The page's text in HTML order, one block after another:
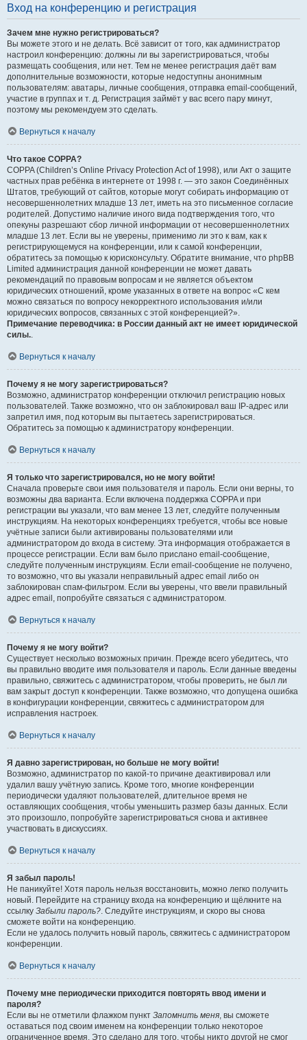
Вход на конференцию и регистрация
Зачем мне нужно регистрироваться?
Вы можете этого и не делать. Всё зависит от того, как администратор
настроил конференцию: должны ли вы зарегистрироваться, чтобы
размещать сообщения, или нет. Тем не менее регистрация даёт вам
дополнительные возможности, которые недоступны анонимным
пользователям: аватары, личные сообщения, отправка email-сообщений,
участие в группах и т. д. Регистрация займёт у вас всего пару минут,
поэтому мы рекомендуем это сделать.
Вернуться к началу
Что такое COPPA?
COPPA (Children’s Online Privacy Protection Act of 1998), или Акт о защите
частных прав ребёнка в интернете от 1998 г. — это закон Соединённых
Штатов, требующий от сайтов, которые могут собирать информацию от
несовершеннолетних младше 13 лет, иметь на это письменное согласие
родителей. Допустимо наличие иного вида подтверждения того, что
опекуны разрешают сбор личной информации от несовершеннолетних
младше 13 лет. Если вы не уверены, применимо ли это к вам, как к
регистрирующемуся на конференции, или к самой конференции,
обратитесь за помощью к юрисконсульту. Обратите внимание, что phpBB
Limited администрация данной конференции не может давать
рекомендаций по правовым вопросам и не является объектом
юридических отношений, кроме указанных в ответе на вопрос «С кем
можно связаться по вопросу некорректного использования и/или
юридических вопросов, связанных с этой конференцией?».
Примечание переводчика: в России данный акт не имеет юридической
силы..
Вернуться к началу
Почему я не могу зарегистрироваться?
Возможно, администратор конференции отключил регистрацию новых
пользователей. Также возможно, что он заблокировал ваш IP-адрес или
запретил имя, под которым вы пытаетесь зарегистрироваться.
Обратитесь за помощью к администратору конференции.
Вернуться к началу
Я только что зарегистрировался, но не могу войти!
Сначала проверьте свои имя пользователя и пароль. Если они верны, то
возможны два варианта. Если включена поддержка COPPA и при
регистрации вы указали, что вам менее 13 лет, следуйте полученным
инструкциям. На некоторых конференциях требуется, чтобы все новые
учётные записи были активированы пользователями или
администратором до входа в систему. Эта информация отображается в
процессе регистрации. Если вам было прислано email-сообщение,
следуйте полученным инструкциям. Если email-сообщение не получено,
то возможно, что вы указали неправильный адрес email либо он
заблокирован спам-фильтром. Если вы уверены, что ввели правильный
адрес email, попробуйте связаться с администратором.
Вернуться к началу
Почему я не могу войти?
Существует несколько возможных причин. Прежде всего убедитесь, что
вы правильно вводите имя пользователя и пароль. Если данные введены
правильно, свяжитесь с администратором, чтобы проверить, не был ли
вам закрыт доступ к конференции. Также возможно, что допущена ошибка
в конфигурации конференции, свяжитесь с администратором для
исправления настроек.
Вернуться к началу
Я давно зарегистрирован, но больше не могу войти!
Возможно, администратор по какой-то причине деактивировал или
удалил вашу учётную запись. Кроме того, многие конференции
периодически удаляют пользователей, длительное время не
оставляющих сообщения, чтобы уменьшить размер базы данных. Если
это произошло, попробуйте зарегистрироваться снова и активнее
участвовать в дискуссиях.
Вернуться к началу
Я забыл пароль!
Не паникуйте! Хотя пароль нельзя восстановить, можно легко получить
новый. Перейдите на страницу входа на конференцию и щёлкните на
ссылку Забыли пароль?. Следуйте инструкциям, и скоро вы снова
сможете войти на конференцию.
Если не удалось получить новый пароль, свяжитесь с администратором
конференции.
Вернуться к началу
Почему мне периодически приходится повторять ввод имени и
пароля?
Если вы не отметили флажком пункт Запомнить меня, вы сможете
оставаться под своим именем на конференции только некоторое
ограниченное время. Это сделано для того, чтобы никто другой не смог